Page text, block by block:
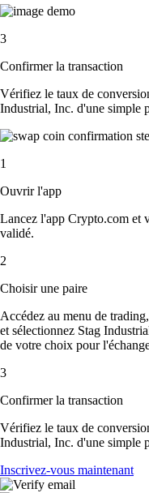
3
Confirmer la transaction
Vérifiez le taux de
Industrial, Inc. d'une simple
1
Ouvrir l'app
Lancez l'app Crypto.com et
validé.
2
Choisir une paire
Accédez au menu de
et sélectionnez Stag
de votre choix pour
3
Confirmer la transaction
Vérifiez le taux de
Industrial, Inc. d'une simple
Inscrivez-vous maintenant